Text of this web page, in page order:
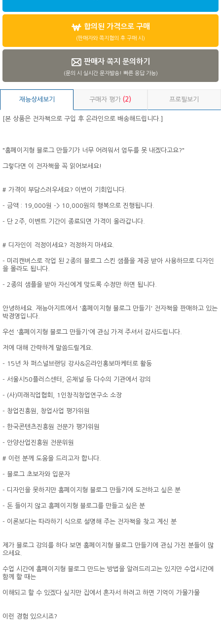
합의된 가격으로 구매
(판매자와 쪽지협의 후 구매 시)
판매자 쪽지 문의하기
(문의 시 실시간 문자발송! 빠른 응답 가능)
재능상세보기 구매자 평가(2) 프로필보기
[본 상품은 전자책으로 구입 후 온라인으로 배송해드립니다.]
"홈페이지형 블로그 만들기가 너무 어려워서 엄두를 못 내겠다고요?"
그렇다면 이 전자책을 꼭 읽어보세요!
# 가격이 부담스러우세요? 이번이 기회입니다.
- 금액 : 19,000원 -> 10,000원의 행복으로 진행됩니다.
- 단 2주, 이벤트 기간이 종료되면 가격이 올라갑니다.
# 디자인이 걱정이세요? 걱정하지 마세요.
- 미리캔버스로 작업 된 2종의 블로그 스킨 샘플을 제공 받아 사용하므로 디자인
을 몰라도 됩니다.
- 2종의 샘플을 받아 자신에게 맞도록 수정만 하면 됩니다.
안녕하세요. 재능아지트에서 '홈페이지형 블로그 만들기' 전자책을 판매하고 있는
박경영입니다.
우선 '홈페이지형 블로그 만들기'에 관심 가져 주셔서 감사드립니다.
저에 대해 간략하게 말씀드릴게요.
- 15년 차 퍼스널브랜딩 강사&온라인홍보마케터로 활동
- 서울시50플러스센터, 온채널 등 다수의 기관에서 강의
- (사)미래직업협회, 1인창직창업연구소 소장
- 창업진흥원, 창업사업 평가위원
- 한국콘텐츠진흥원 전문가 평가위원
- 안양산업진흥원 전문위원
# 이런 분께 도움을 드리고자 합니다.
- 블로그 초보자와 입문자
- 디자인을 못하지만 홈페이지형 블로그 만들기에 도전하고 싶은 분
- 돈 들이지 않고 홈페이지형 블로그를 만들고 싶은 분
- 이론보다는 따라하기 식으로 설명해 주는 전자책을 찾고 계신 분
제가 블로그 강의를 하다 보면 홈페이지형 블로그 만들기에 관심 가진 분들이 많
으세요.
수업 시간에 홈페이지형 블로그 만드는 방법을 알려드리고는 있지만 수업시간에
함께 할 때는
이해되고 할 수 있겠다 싶지만 집에서 혼자서 하려고 하면 기억이 가물가물
이런 경험 있으시죠?